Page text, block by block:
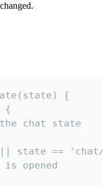
{
{
chat state
state ==
is opened